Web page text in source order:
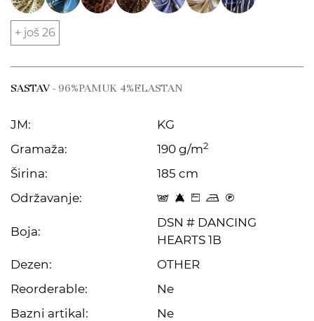
+ još 26
SASTAV- 96%PAMUK 4%ELASTAN
JM:
KG
Gramaža:
190 g/m2
Širina:
185 cm
Održavanje:
t 8 Z p C
Boja:
DSN # DANCING
HEARTS 1B
Dezen:
OTHER
Reorderable:
Ne
Bazni artikal:
Ne